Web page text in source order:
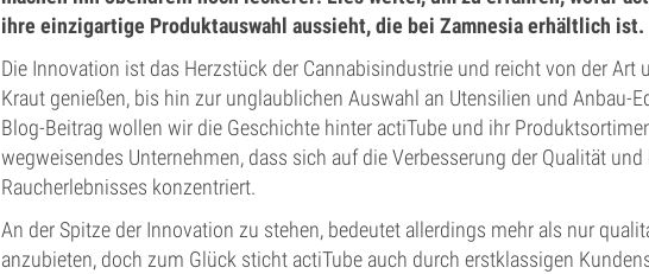
ihre einzigartige Produktauswahl aussieht, die bei Zamnesia erhältlich ist.
Die Innovation ist das Herzstück der Cannabisindustrie und reicht von der Art
Kraut genießen, bis hin zur unglaublichen Auswahl an Utensilien und Anbau-
Blog-Beitrag wollen wir die Geschichte hinter actiTube und ihr
wegweisendes Unternehmen, dass sich auf die Verbesserung der Qualität und
Raucherlebnisses konzentriert.
An der Spitze der Innovation zu stehen, bedeutet allerdings mehr als nur
anzubieten, doch zum Glück sticht actiTube auch durch erstklassigen